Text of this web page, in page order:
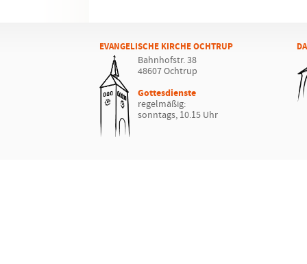
EVANGELISCHE KIRCHE OCHTRUP
Bahnhofstr. 38
48607 Ochtrup
Gottesdienste
regelmäßig:
sonntags, 10.15 Uhr